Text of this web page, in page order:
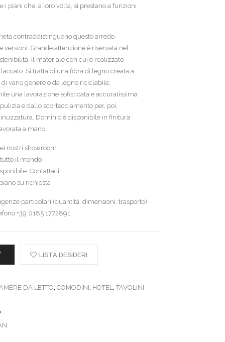
i piani che, a loro volta, si prestano a funzioni
contraddistinguono questo arredo
versioni. Grande attenzione è riservata nel
Il materiale con cui è realizzato
Si tratta di una fibra di legno creata a
vario genere o da legno riciclabile,
una lavorazione sofisticata e accuratissima
e dallo scortecciamento per, poi,
Dominic è disponibile in finitura
a mano.
nostri showroom
il mondo
Contattaci!
su richiesta
particolari (quantità, dimensioni, trasporto)
+39 0185 1772891
LISTA DESIDERI
DA LETTO, COMODINI, HOTEL, TAVOLINI